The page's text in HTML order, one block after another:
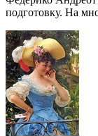
подготовку. На